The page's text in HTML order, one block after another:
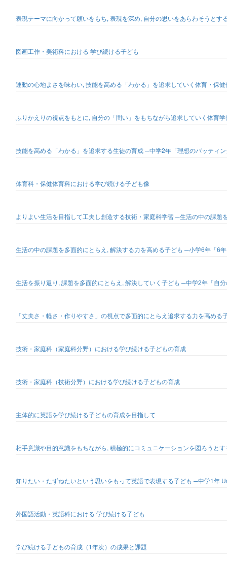
表現テーマに向かって願いをもち, 表現を深め, 自分の思いをあらわそうと
図画工作・美術科における 学び続ける子ども
運動の心地よさを味わい, 技能を高める「わかる」を追求していく体育・保
ふりかえりの視点をもとに, 自分の「問い」をもちながら追求していく体育
技能を高める「わかる」を追求する生徒の育成 ─中学2年「理想のバッティ
体育科・保健体育科における学び続ける子ども像
よりよい生活を目指して工夫し創造する技術・家庭科学習 ─生活の中の課
生活の中の課題を多面的にとらえ, 解決する力を高める子ども ─小学6年「6
生活を振り返り, 課題を多面的にとらえ, 解決していく子ども ─中学2年「自
「丈夫さ・軽さ・作りやすさ」の視点で多面的にとらえ追求する力を高め
技術・家庭科（家庭科分野）における学び続ける子どもの育成
技術・家庭科（技術分野）における学び続ける子どもの育成
主体的に英語を学び続ける子どもの育成を目指して
相手意識や目的意識をもちながら, 積極的にコミュニケーションを図ろうと
知りたい・たずねたいという思いをもって英語で表現する子ども ─中学1年
外国語活動・英語科における 学び続ける子ども
学び続ける子どもの育成（1年次）の成果と課題